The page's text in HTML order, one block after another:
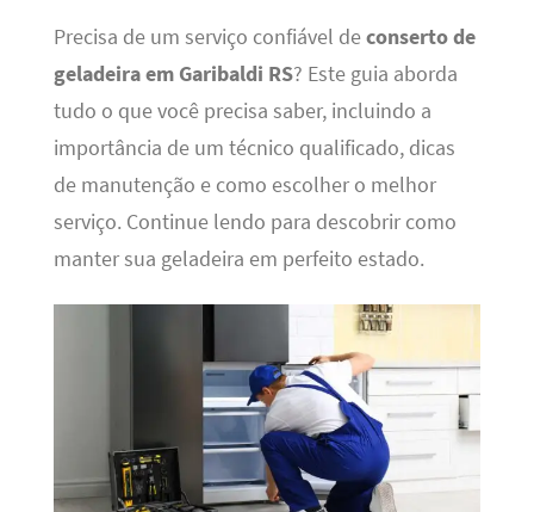
Precisa de um serviço confiável deconserto de
geladeira em Garibaldi RS? Este guia aborda
tudo o que você precisa saber, incluindo a
importância de um técnico qualificado, dicas
de manutenção e como escolher o melhor
serviço. Continue lendo para descobrir como
manter sua geladeira em perfeito estado.